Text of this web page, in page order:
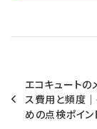
エコキュートの
ス費用と頻度
めの点検ポイン